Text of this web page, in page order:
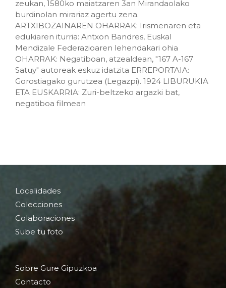
zeukan, 1580ko maiatzaren 3an Mirandaolako
burdinolan mirariaz agertu zena.
ARTXIBOZAINAREN OHARRAK: Irismenaren eta
edukiaren iturria: Antxon Bandres, Euskal
Mendizale Federazioaren lehendakari ohia
OHARRAK: Negatiboan, atzealdean, "167 A-167
Satuy" autoreak eskuz idatzita ERREPORTAIA:
Gorostiagako gurutzea (Legazpi). 1924 LIBURUKIA
ETA EUSKARRIA: Zuri-beltzeko argazki bat,
negatiboa filmean
Localidades
Colecciones
Colaboraciones
Sube tu foto
Sobre Gure Gipuzkoa
Contacto